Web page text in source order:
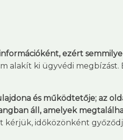
ezért
ki ügyvédi megbízást.
és működtetője; az
áll, amelyek
kérjük, időközönként